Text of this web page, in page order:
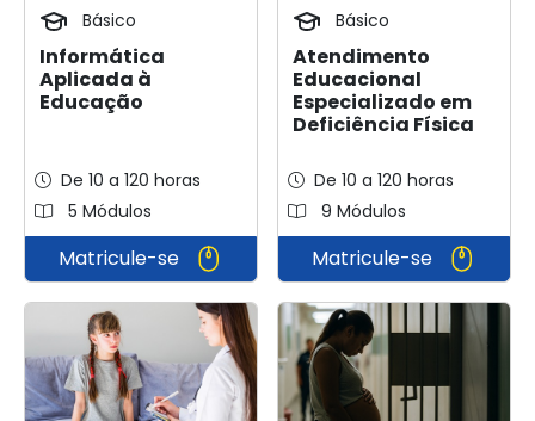
Básico
Informática
Aplicada à
Educação
De 10 a 120 horas
5 Módulos
Matricule-se
Básico
Atendimento
Educacional
Especializado em
Deficiência Física
De 10 a 120 horas
9 Módulos
Matricule-se